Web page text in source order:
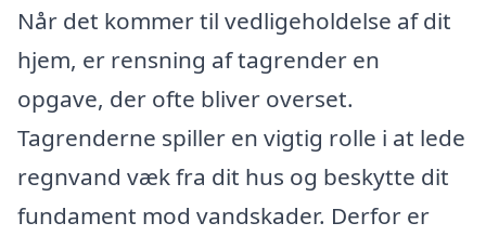
Når det kommer til vedligeholdelse af dit
hjem, er rensning af tagrender en
opgave, der ofte bliver overset.
Tagrenderne spiller en vigtig rolle i at lede
regnvand væk fra dit hus og beskytte dit
fundament mod vandskader. Derfor er